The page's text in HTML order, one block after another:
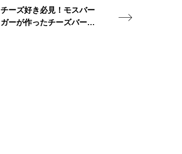
チーズ好き必見！モスバー
ガーが作ったチーズバーガ